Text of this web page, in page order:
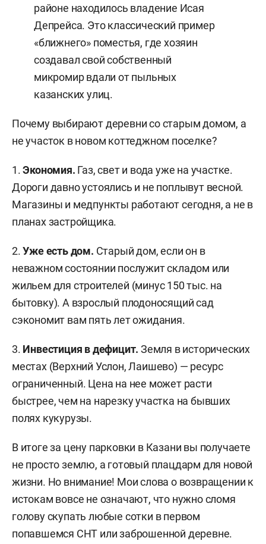
районе находилось владение Исая
Депрейса. Это классический пример
«ближнего» поместья, где хозяин
создавал свой собственный
микромир вдали от пыльных
казанских улиц.
Почему выбирают деревни со старым домом, а
не участок в новом коттеджном поселке?
1.Экономия. Газ, свет и вода уже на участке.
Дороги давно устоялись и не поплывут весной.
Магазины и медпункты работают сегодня, а не в
планах застройщика.
2.Уже есть дом. Старый дом, если он в
неважном состоянии послужит складом или
жильем для строителей (минус 150 тыс. на
бытовку). А взрослый плодоносящий сад
сэкономит вам пять лет ожидания.
3. Инвестиция в дефицит. Земля в исторических
местах (Верхний Услон, Лаишево) — ресурс
ограниченный. Цена на нее может расти
быстрее, чем на нарезку участка на бывших
полях кукурузы.
В итоге за цену парковки в Казани вы получаете
не просто землю, а готовый плацдарм для новой
жизни. Но внимание! Мои слова о возвращении к
истокам вовсе не означают, что нужно сломя
голову скупать любые сотки в первом
попавшемся СНТ или заброшенной деревне.